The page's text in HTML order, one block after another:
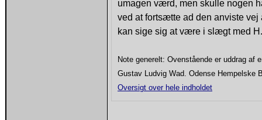
umagen værd, men skulle nogen
ved at fortsætte ad den anviste vej
kan sige sig at være i slægt med
Note generelt: Ovenstående er uddrag
Gustav Ludvig Wad. Odense Hempelske
Oversigt over hele indholdet